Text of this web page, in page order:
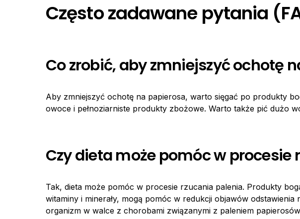
Często zadawane pytania
Co zrobić, aby zmniejszyć ochotę
Aby zmniejszyć ochotę na papierosa, warto sięgać po produkty
owoce i pełnoziarniste produkty zbożowe. Warto także pić dużo
Czy dieta może pomóc w procesie
Tak, dieta może pomóc w procesie rzucania palenia. Produkty
witaminy i minerały, mogą pomóc w redukcji objawów
organizm w walce z chorobami związanymi z paleniem